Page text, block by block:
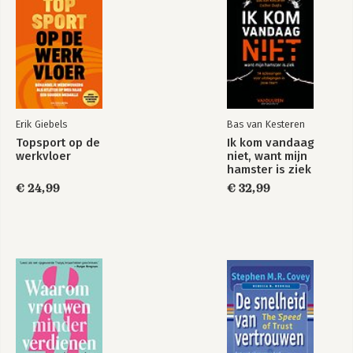
2.4 Eerste verkenning: hoe kansrijk is het?
2.4.1 Issue, gewicht en urgentie
2.4.2 Betrokken partijen
2.4.3 Er echt in gaan geloven
2.5 Moet de initiatiefnemer per se de uitvoerder zijn?
2.6 Hoe pak je de verkenning aan?
2.6.1 Een eerste reflectie van buiten
2.6.2 Omgevings- of krachtenveldanalyse en selectie
2.7 Hoe nodig je partijen aan tafel?
2.9 Vertrouwen en verwachtingen
3.2 Waarom is de eerste kennismaking zo belangrijk?
3.3 Hoe pak je het aan?
3.3.1 De toon zetten
3.3.2 Het programma
3.4 Zitten de juiste mensen aan tafel?
3.5 Hoe organiseer je vertrouwen in de facilitator?
Erik Giebels
Topsport op de
werkvloer
€ 24,99
Bas van Kesteren
Ik kom vandaag
niet, want mijn
hamster is ziek
€ 32,99